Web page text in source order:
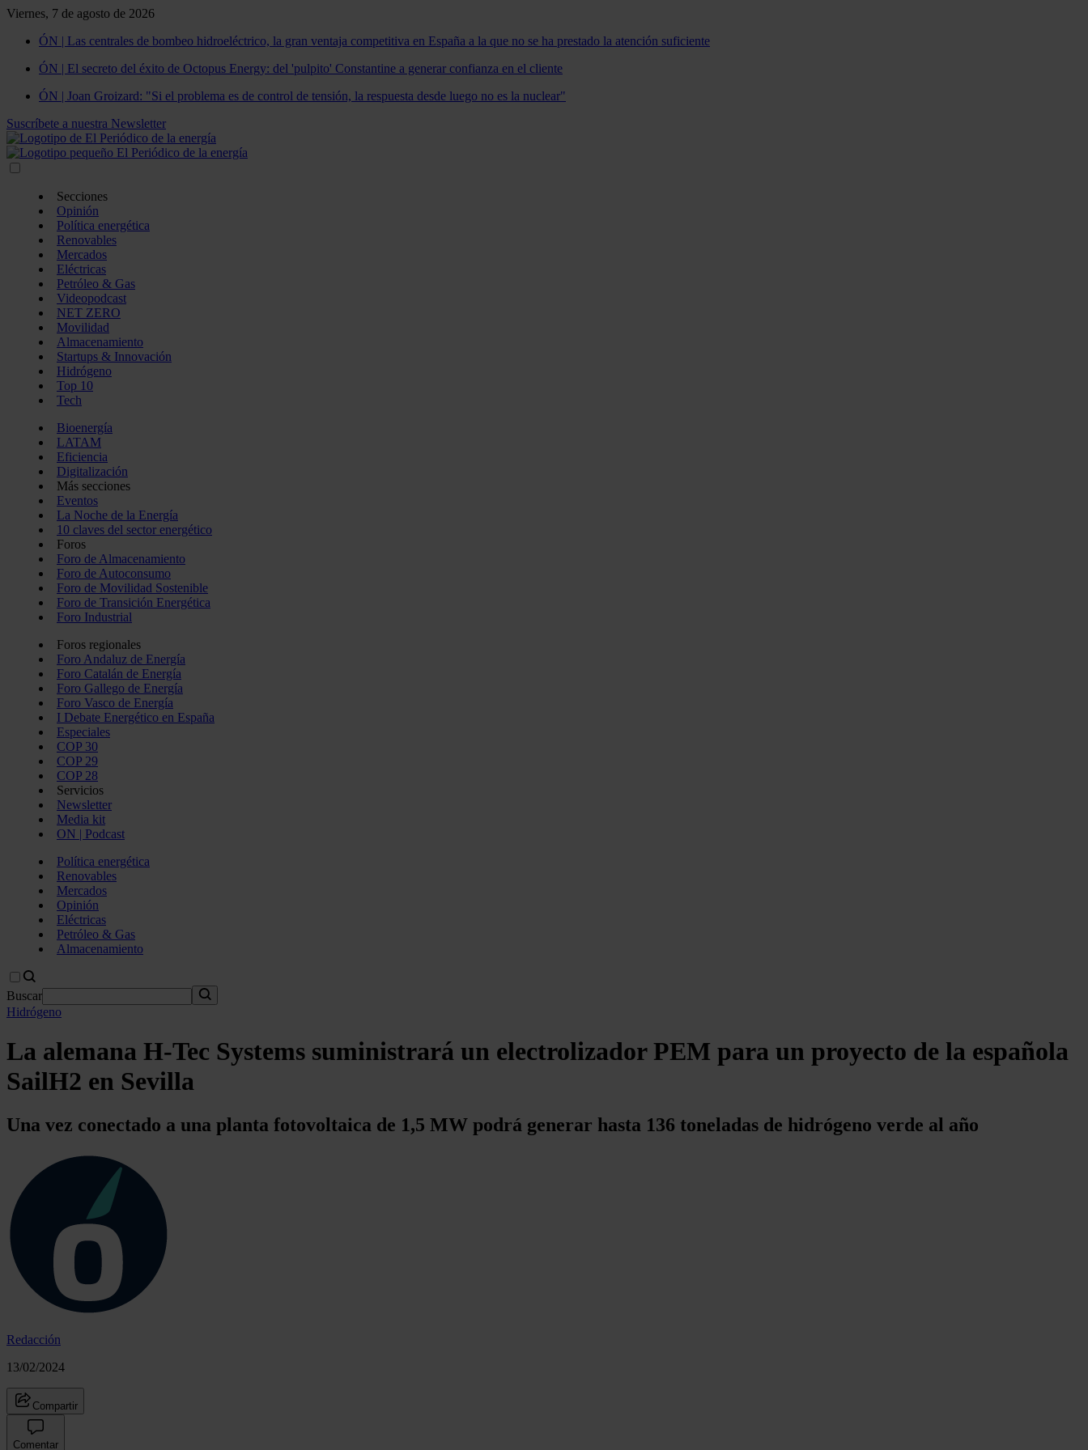
Viernes, 7 de agosto de 2026
ÓN | Las centrales de bombeo hidroeléctrico, la gran ventaja competitiva en España a la que no se ha prestado la atención suficiente
ÓN | El secreto del éxito de Octopus Energy: del 'pulpito' Constantine a generar confianza en el cliente
ÓN | Joan Groizard: "Si el problema es de control de tensión, la respuesta desde luego no es la nuclear"
Suscríbete a nuestra Newsletter
Secciones
Opinión
Política energética
Renovables
Mercados
Eléctricas
Petróleo & Gas
Videopodcast
NET ZERO
Movilidad
Almacenamiento
Startups & Innovación
Hidrógeno
Top 10
Tech
Bioenergía
LATAM
Eficiencia
Digitalización
Más secciones
Eventos
La Noche de la Energía
10 claves del sector energético
Foros
Foro de Almacenamiento
Foro de Autoconsumo
Foro de Movilidad Sostenible
Foro de Transición Energética
Foro Industrial
Foros regionales
Foro Andaluz de Energía
Foro Catalán de Energía
Foro Gallego de Energía
Foro Vasco de Energía
I Debate Energético en España
Especiales
COP 30
COP 29
COP 28
Servicios
Newsletter
Media kit
ON | Podcast
Política energética
Renovables
Mercados
Opinión
Eléctricas
Petróleo & Gas
Almacenamiento
Buscar
Hidrógeno
La alemana H-Tec Systems suministrará un electrolizador PEM para un proyecto de la española
SailH2 en Sevilla
Una vez conectado a una planta fotovoltaica de 1,5 MW podrá generar hasta 136 toneladas de hidrógeno verde al año
Redacción
13/02/2024
Compartir
Comentar